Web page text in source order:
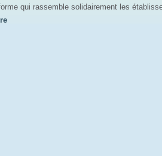
qui rassemble solidairement les